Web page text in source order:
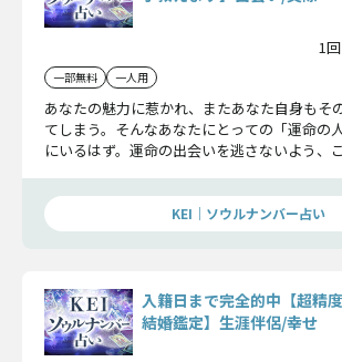
1
一部無料 一人用
あなたの魅力に惹かれ、またあなた自身もそ
てしまう。そんなあなたにとっての「運命の
にいるはず。運命の出会いを逃さないよう、
KEI｜ソウルナンバー占い
入籍日まで完全的中【超精
結婚鑑定】生涯伴侶/幸せ